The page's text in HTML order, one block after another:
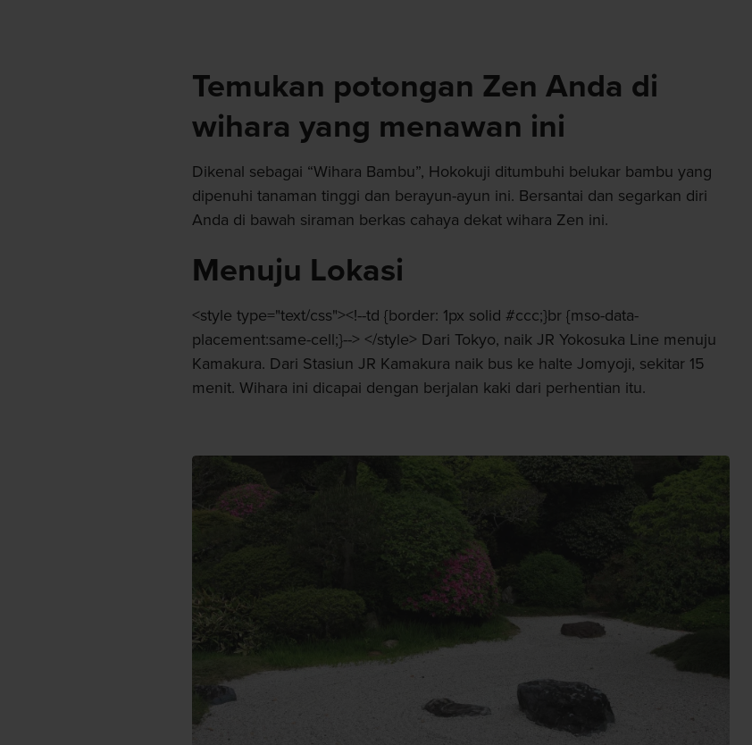
Temukan potongan Zen Anda di
wihara yang menawan ini
Dikenal sebagai “Wihara Bambu”, Hokokuji ditumbuhi belukar bambu yang
dipenuhi tanaman tinggi dan berayun-ayun ini. Bersantai dan segarkan diri
Anda di bawah siraman berkas cahaya dekat wihara Zen ini.
Menuju Lokasi
<style type="text/css"><!--td {border: 1px solid #ccc;}br {mso-data-
placement:same-cell;}--> </style> Dari Tokyo, naik JR Yokosuka Line menuju
Kamakura. Dari Stasiun JR Kamakura naik bus ke halte Jomyoji, sekitar 15
menit. Wihara ini dicapai dengan berjalan kaki dari perhentian itu.